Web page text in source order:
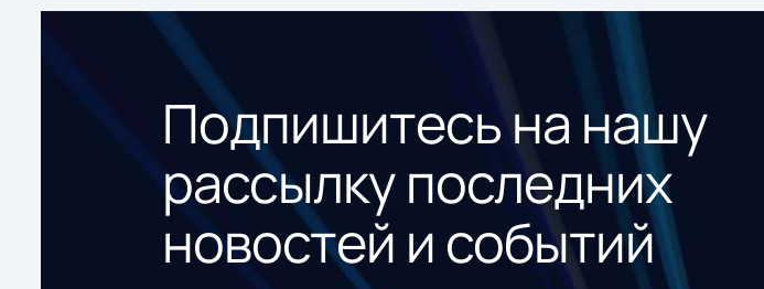
Подпишитесь на нашу
рассылку последних
новостей и событий